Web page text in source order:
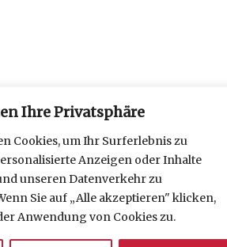
Ihre Privatsphäre
Cookies, um Ihr Surferlebnis zu
Anzeigen oder Inhalte
unseren Datenverkehr zu
Sie auf „Alle akzeptieren" klicken,
Anwendung von Cookies zu.
Datenschutzerklärung
Impressum